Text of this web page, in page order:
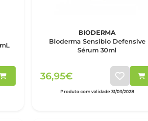
BIODERMA
Bioderma Sensibio Defensive
Sérum 30ml
36,95€
Produto com validade 31/03/2028